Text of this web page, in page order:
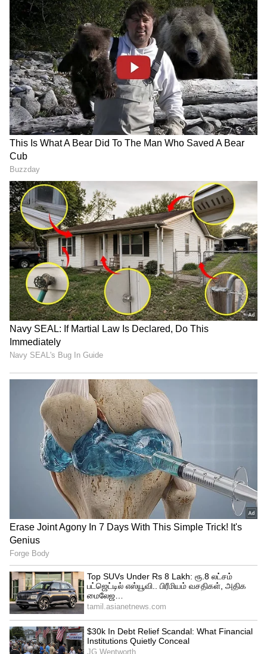
நியூஸ்பேஸ் இந்தியா லிமிட் மற்றும்
பிரிட்டனைச் சேர்ந்த நெட்வொர்க்
அசோசியேட்ஸ் லிமிட்ட் ஆகியவற்றுடன்
செய்து கொண்ட ஒப்பந்தத்தின்
அடிப்படையில் இந்த 36
செயற்கைக்கோள்களும் ஏவப்படுகின்றன.
LATEST VIDEOS
TNPL: 239 ரன்கள் போதல!
சதுர்வேத்தின் அதிரடி சதத்தால்
கோவையை வீழ்த்திய மதுரை
பேந்தர்ஸ்
சேப்பாக் சூப்பர் கில்லீஸ்
அணியை வீழ்த்தி ஐடிரீம்
திருப்பூர் தமிழன்ஸ் அபார
வெற்றி!